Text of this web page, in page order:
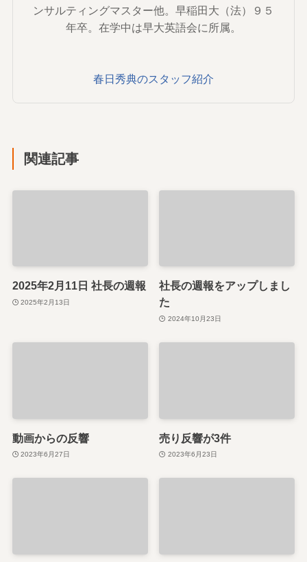
ンサルティングマスター他。早稲田大（法）９５
年卒。在学中は早大英語会に所属。
春日秀典のスタッフ紹介
関連記事
2025年2月11日 社長の週報
2025年2月13日
社長の週報をアップしまし
た
2024年10月23日
動画からの反響
2023年6月27日
売り反響が3件
2023年6月23日